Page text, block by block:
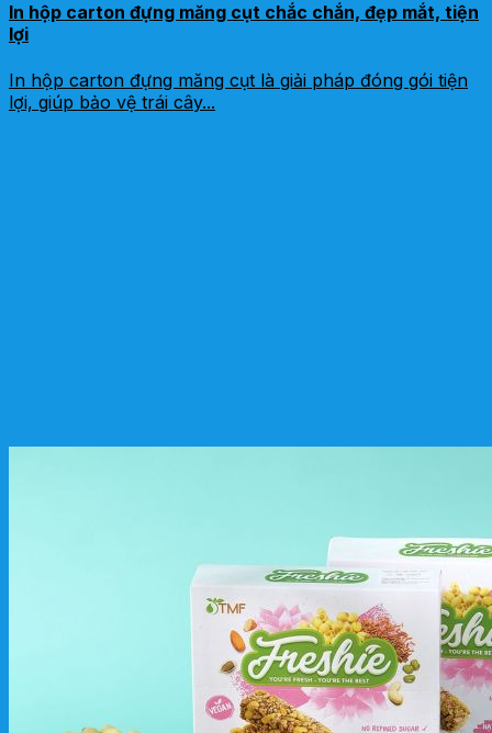
In hộp carton đựng măng cụt chắc chắn, đẹp mắt, tiện
lợi
In hộp carton đựng măng cụt là giải pháp đóng gói tiện
lợi, giúp bảo vệ trái cây...